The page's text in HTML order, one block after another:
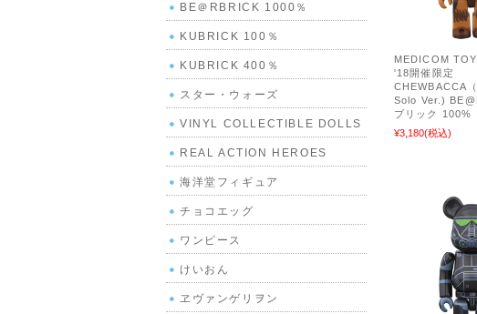
MEDICOM
'18開催限定
CHEWBACCA
Solo Ver.)
ブリック 100%
¥3,180(税込)
BE＠RBRICK 1000％
KUBRICK 100％
KUBRICK 400％
スター・ウォーズ
VINYL COLLECTIBLE DOLLS
REAL ACTION HEROES
海洋堂フィギュア
チョコエッグ
ワンピース
けいおん
ヱヴァンゲリヲン